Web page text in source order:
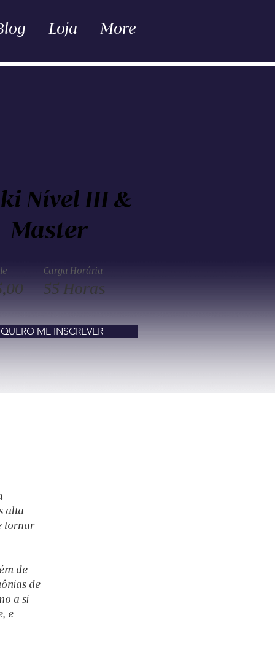
Loja More
Nível III &
Master
Carga Horária
55 Horas
QUERO ME INSCREVER
alta
tornar
de
de
a si
e